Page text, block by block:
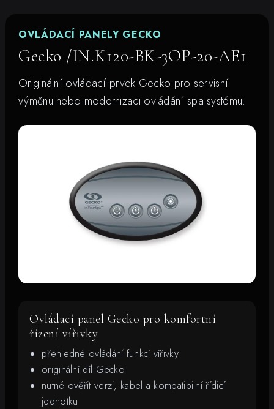
OVLÁDACÍ PANELY GECKO
Gecko /IN.K120-BK-3OP-20-AE1
Originální ovládací prvek Gecko pro servisní
výměnu nebo modernizaci ovládání spa systému.
Ovládací panel Gecko pro komfortní
řízení vířivky
přehledné ovládání funkcí vířivky
originální díl Gecko
nutné ověřit verzi, kabel a kompatibilní řídicí
jednotku